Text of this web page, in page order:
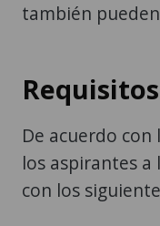
también
Requisitos
De acuerdo
los aspirantes a
con los